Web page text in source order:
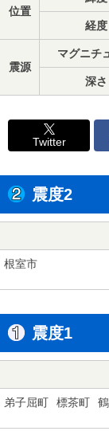
位置
経度
震源
マグニチ
深さ
Twitter
震度2
根室市
震度1
弟子屈町 標茶町